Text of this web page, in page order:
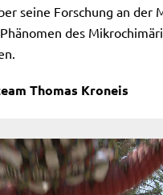
seine Forschung an der
des
Thomas Kroneis